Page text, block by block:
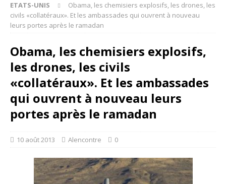
ETATS-UNIS
Obama, les chemisiers explosifs, les drones, les
civils «collatéraux». Et les ambassades qui ouvrent à nouveau
leurs portes après le ramadan
Obama, les chemisiers explosifs,
les drones, les civils
«collatéraux». Et les ambassades
qui ouvrent à nouveau leurs
portes après le ramadan
10 août 2013 Alencontre 0